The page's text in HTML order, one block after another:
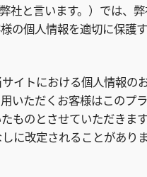
社と言います。）では、
の個人情報を適切に保
イトにおける個人情報の
いただくお客様はこのプ
ものとさせていただきま
に改定されることがあり